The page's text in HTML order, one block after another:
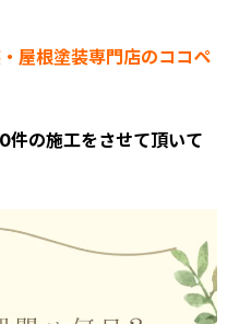
屋根塗装専門店のココペ
件の施工をさせて頂いて